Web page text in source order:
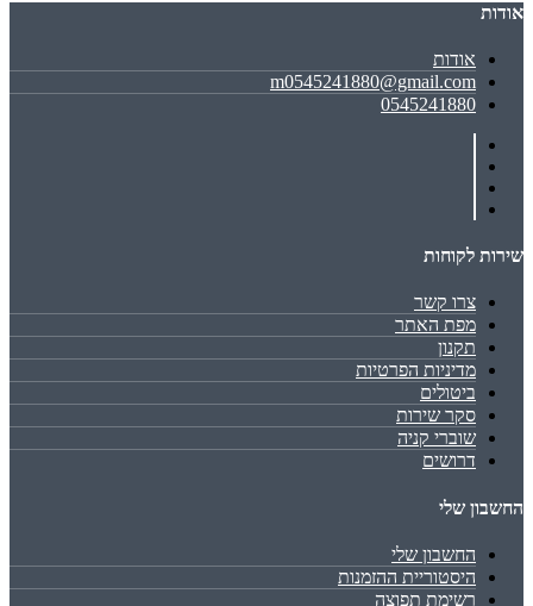
אודות
אודות
m0545241880@gmail.com
0545241880
שירות לקוחות
צרו קשר
מפת האתר
תקנון
מדיניות הפרטיות
ביטולים
סקר שירות
שוברי קניה
דרושים
החשבון שלי
החשבון שלי
היסטוריית ההזמנות
רשימת תפוצה